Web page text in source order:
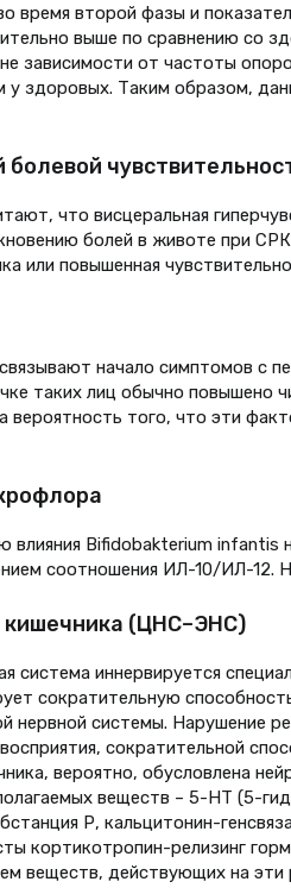
время второй фазы и
выше по сравнению со
зависимости от частоты
у здоровых. Таким образом,
болевой
что висцеральная
болей в животе при
или повышенная
начало симптомов с
таких лиц обычно повышено
вероятность того, что эти
влияния Bifidobakterium
соотношения ИЛ-10/ИЛ-12.
кишечника (ЦНС–ЭНС)
система иннервируется
сократительную
нервной системы. Нарушение
сократительной
вероятно, обусловлена
веществ – 5-НТ (5-
Р, кальцитонин-
кортикотропин-релизинг
веществ, действующих на